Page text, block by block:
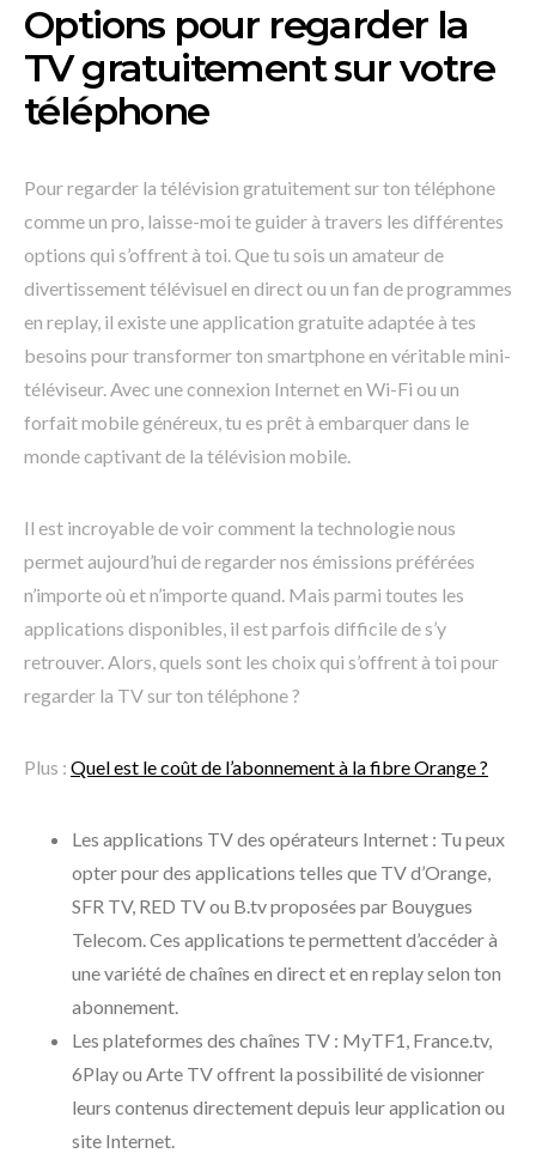
Options pour regarder la
TV gratuitement sur votre
téléphone
Pour regarder la télévision gratuitement sur ton téléphone
comme un pro, laisse-moi te guider à travers les différentes
options qui s’offrent à toi. Que tu sois un amateur de
divertissement télévisuel en direct ou un fan de programmes
en replay, il existe une application gratuite adaptée à tes
besoins pour transformer ton smartphone en véritable mini-
téléviseur. Avec une connexion Internet en Wi-Fi ou un
forfait mobile généreux, tu es prêt à embarquer dans le
monde captivant de la télévision mobile.
Il est incroyable de voir comment la technologie nous
permet aujourd’hui de regarder nos émissions préférées
n’importe où et n’importe quand. Mais parmi toutes les
applications disponibles, il est parfois difficile de s’y
retrouver. Alors, quels sont les choix qui s’offrent à toi pour
regarder la TV sur ton téléphone ?
Plus : Quel est le coût de l’abonnement à la fibre Orange ?
Les applications TV des opérateurs Internet : Tu peux
opter pour des applications telles que TV d’Orange,
SFR TV, RED TV ou B.tv proposées par Bouygues
Telecom. Ces applications te permettent d’accéder à
une variété de chaînes en direct et en replay selon ton
abonnement.
Les plateformes des chaînes TV : MyTF1, France.tv,
6Play ou Arte TV offrent la possibilité de visionner
leurs contenus directement depuis leur application ou
site Internet.